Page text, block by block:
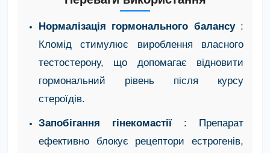
Нормалізація гормонального балансу :
Кломід стимулює вироблення власного
тестостерону, що допомагає відновити
гормональний рівень після курсу
стероїдів.
Запобігання гінекомастії : Препарат
ефективно блокує рецептори естрогенів,